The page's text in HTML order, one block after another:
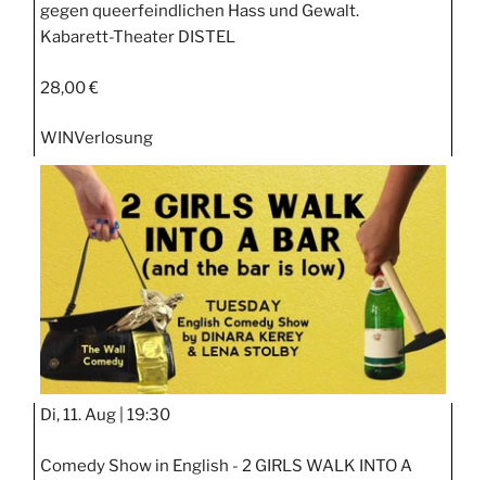
gegen queerfeindlichen Hass und Gewalt.
Kabarett-Theater DISTEL
28,00 €
WINVerlosung
Di, 11. Aug | 19:30
Comedy Show in English - 2 GIRLS WALK INTO A